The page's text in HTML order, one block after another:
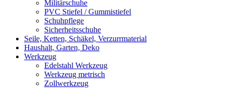
Militärschuhe
PVC Stiefel / Gummistiefel
Schuhpflege
Sicherheitsschuhe
Seile, Ketten, Schäkel, Verzurrmaterial
Haushalt, Garten, Deko
Werkzeug
Edelstahl Werkzeug
Werkzeug metrisch
Zollwerkzeug